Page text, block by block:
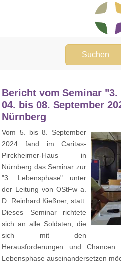
Mobile Menu Toggle
Suchen
Bericht vom Seminar "3.
04. bis 08. September
Nürnberg
Vom 5. bis 8. September
2024 fand im Caritas-
Pirckheimer-Haus in
Nürnberg das Seminar zur
"3. Lebensphase" unter
der Leitung von OStFw a.
D. Reinhard Kießner, statt.
Dieses Seminar richtete
sich an alle Soldaten, die
sich mit den
Herausforderungen und
Lebensphase auseinandersetzen